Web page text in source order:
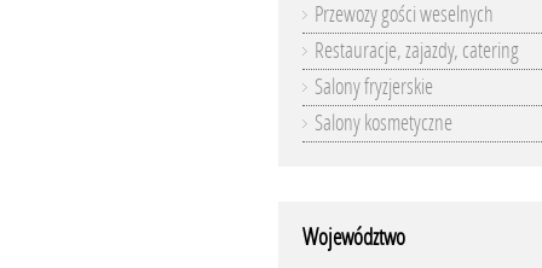
Przewozy gości weselnych
Restauracje, zajazdy, catering
Salony fryzjerskie
Salony kosmetyczne
Województwo